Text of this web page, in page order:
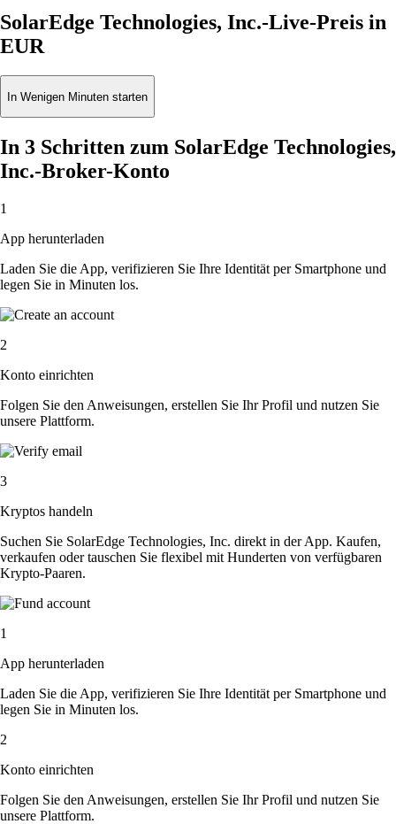
SolarEdge Technologies, Inc.-Live-Preis in
EUR
In Wenigen Minuten starten
In 3 Schritten zum SolarEdge Technologies,
Inc.-Broker-Konto
1
App herunterladen
Laden Sie die App, verifizieren Sie Ihre Identität per Smartphone und
legen Sie in Minuten los.
2
Konto einrichten
Folgen Sie den Anweisungen, erstellen Sie Ihr Profil und nutzen Sie
unsere Plattform.
3
Kryptos handeln
Suchen Sie SolarEdge Technologies, Inc. direkt in der App. Kaufen,
verkaufen oder tauschen Sie flexibel mit Hunderten von verfügbaren
Krypto-Paaren.
1
App herunterladen
Laden Sie die App, verifizieren Sie Ihre Identität per Smartphone und
legen Sie in Minuten los.
2
Konto einrichten
Folgen Sie den Anweisungen, erstellen Sie Ihr Profil und nutzen Sie
unsere Plattform.